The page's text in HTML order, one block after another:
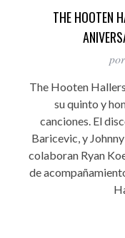
THE HOOTEN
por
The Hooten
su quinto y
canciones. El
Baricevic, y
colaboran Ryan
de